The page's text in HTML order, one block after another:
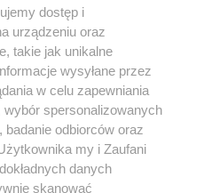
Instagram Youtube
dostęp i
urządzeniu oraz
takie jak unikalne
wysyłane przez
w celu zapewniania
spersonalizowanych
odbiorców oraz
my i Zaufani
danych
skanować